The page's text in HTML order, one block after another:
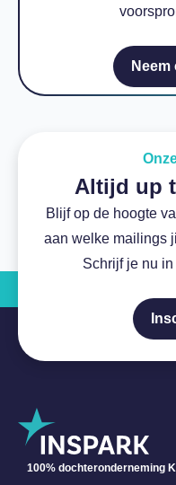
Altijd up
Blijf op de hoogte
aan welke mailings
Schrijf je nu
100% dochteronderneming